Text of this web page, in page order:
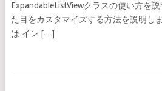
ExpandableListViewクラスの使い方を
た目をカスタマイズする方法を説明し
は イン […]